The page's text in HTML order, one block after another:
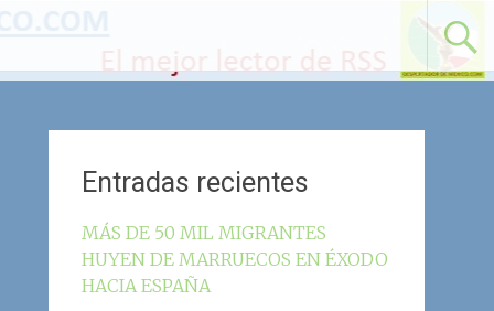
Entradas recientes
MÁS DE 50 MIL MIGRANTES
HUYEN DE MARRUECOS EN ÉXODO
HACIA ESPAÑA